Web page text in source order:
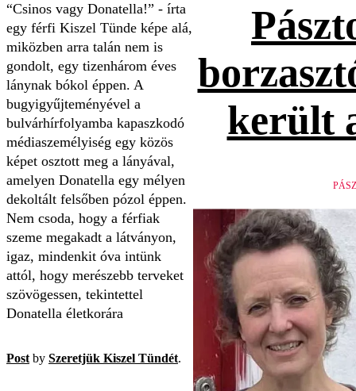
“Csinos vagy Donatella!” - írta
egy férfi Kiszel Tünde képe alá,
miközben arra talán nem is
gondolt, egy tizenhárom éves
lánynak bókol éppen. A
bugyigyűjteményével a
bulvárhírfolyamba kapaszkodó
médiaszemélyiség egy közös
képet osztott meg a lányával,
amelyen Donatella egy mélyen
dekoltált felsőben pózol éppen.
Nem csoda, hogy a férfiak
szeme megakadt a látványon,
igaz, mindenkit óva intünk
attól, hogy merészebb terveket
szövögessen, tekintettel
Donatella életkorára
Post by Szeretjük Kiszel Tündét.
került